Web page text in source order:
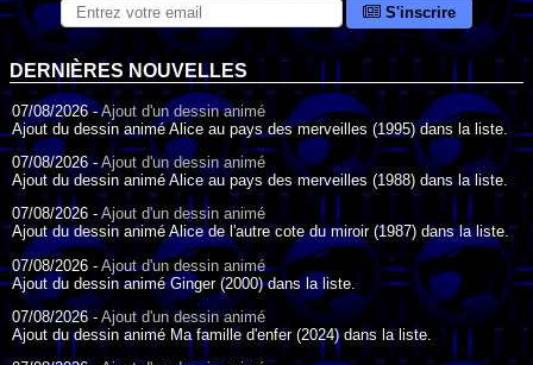
S'inscrire
DERNIÈRES NOUVELLES
07/08/2026 -Ajout d'un dessin animé
Ajout du dessin animé Alice au pays des merveilles (1995) dans la liste.
07/08/2026 -Ajout d'un dessin animé
Ajout du dessin animé Alice au pays des merveilles (1988) dans la liste.
07/08/2026 - Ajout d'un dessin animé
Ajout du dessin animé Alice de l'autre cote du miroir (1987) dans la liste.
07/08/2026 - Ajout d'un dessin animé
Ajout du dessin animé Ginger (2000) dans la liste.
07/08/2026 -Ajout d'un dessin animé
Ajout du dessin animé Ma famille d'enfer (2024) dans la liste.